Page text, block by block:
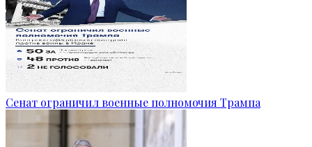
Сенат ограничил военные полномочия Трампа